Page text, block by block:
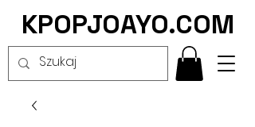
KPOPJOAYO.COM